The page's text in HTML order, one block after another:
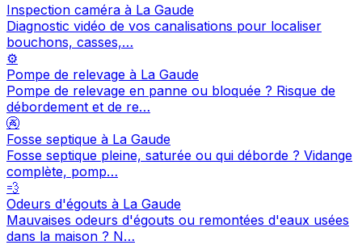
Inspection caméra à La Gaude
Diagnostic vidéo de vos canalisations pour localiser
bouchons, casses,…
⚙️
Pompe de relevage à La Gaude
Pompe de relevage en panne ou bloquée ? Risque de
débordement et de re…
🚱
Fosse septique à La Gaude
Fosse septique pleine, saturée ou qui déborde ? Vidange
complète, pomp…
💨
Odeurs d'égouts à La Gaude
Mauvaises odeurs d'égouts ou remontées d'eaux usées
dans la maison ? N…